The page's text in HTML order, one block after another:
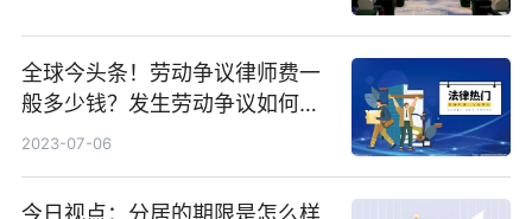
全球今头条！劳动争议律师费一
般多少钱？发生劳动争议如何算
工资？
2023-07-06
今日视点：分居的期限是怎么样